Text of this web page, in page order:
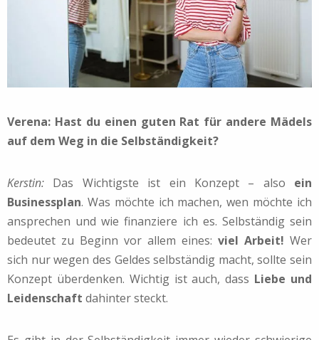
Verena: Hast du einen guten Rat für andere Mädels
auf dem Weg in die Selbständigkeit?
Kerstin: Das Wichtigste ist ein Konzept – also ein
Businessplan. Was möchte ich machen, wen möchte ich
ansprechen und wie finanziere ich es. Selbständig sein
bedeutet zu Beginn vor allem eines: viel Arbeit! Wer
sich nur wegen des Geldes selbständig macht, sollte sein
Konzept überdenken. Wichtig ist auch, dass Liebe und
Leidenschaft dahinter steckt.